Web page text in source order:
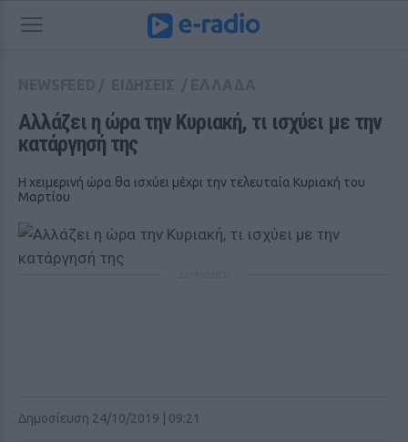
Αλλάζει η ώρα την Κυριακή, τι ισχύει με την
κατάργησή της
Η χειμερινή ώρα θα ισχύει μέχρι την τελευταία Κυριακή του
Μαρτίου
Δημοσίευση 24/10/2019 | 09:21